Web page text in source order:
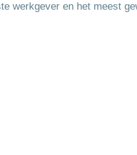
werkgever en het meest